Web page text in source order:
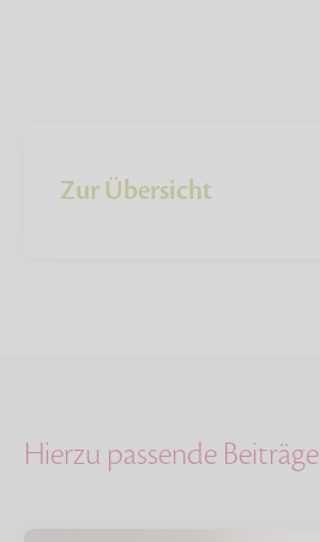
Zur Übersicht
Hierzu passende Beiträge